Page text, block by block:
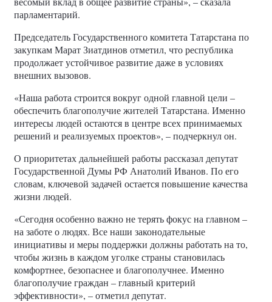
парламентарий.
Председатель Государственного комитета Татарстана по
закупкам Марат Зиатдинов отметил, что республика
продолжает устойчивое развитие даже в условиях
внешних вызовов.
«Наша работа строится вокруг одной главной цели –
обеспечить благополучие жителей Татарстана. Именно
интересы людей остаются в центре всех принимаемых
решений и реализуемых проектов», – подчеркнул он.
О приоритетах дальнейшей работы рассказал депутат
Государственной Думы РФ Анатолий Иванов. По его
словам, ключевой задачей остается повышение качества
жизни людей.
«Сегодня особенно важно не терять фокус на главном –
на заботе о людях. Все наши законодательные
инициативы и меры поддержки должны работать на то,
чтобы жизнь в каждом уголке страны становилась
комфортнее, безопаснее и благополучнее. Именно
благополучие граждан – главный критерий
эффективности», – отметил депутат.